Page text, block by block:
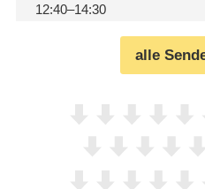
12:40–14:30
alle